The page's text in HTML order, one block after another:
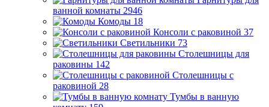
ванной комнаты 2946
Комоды 18
Консоли с раковиной 37
Светильники 73
Столешницы для
раковины 142
Столешницы с
раковиной 28
Тумбы в ванную